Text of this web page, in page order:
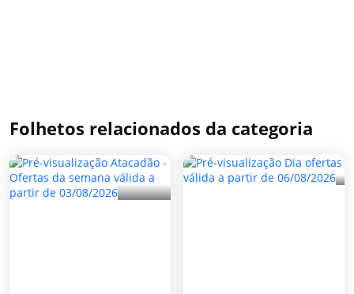
Folhetos relacionados da categoria